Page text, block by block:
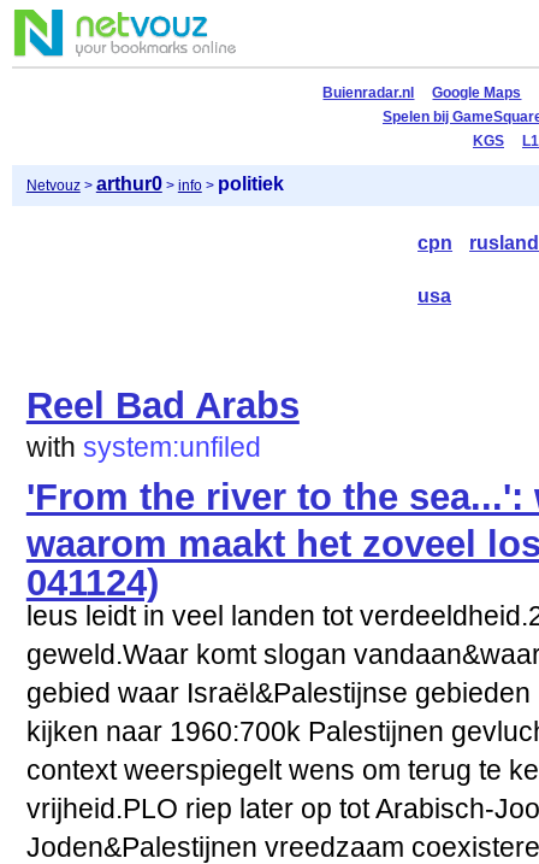
Buienradar.nl
Google Maps
Spelen bij
KGS
Netvouz> arthur0> info> politiek
cpn rusland
usa
Reel Bad Arabs
with system:unfiled
'From the river to the sea...':
waarom maakt het zoveel
041124)
leus leidt in veel landen tot
geweld.Waar komt slogan
gebied waar Israël&Palestijnse
kijken naar 1960:700k Palestijnen
context weerspiegelt wens om terug te
vrijheid.PLO riep later op tot Arabisch-
Joden&Palestijnen vreedzaam